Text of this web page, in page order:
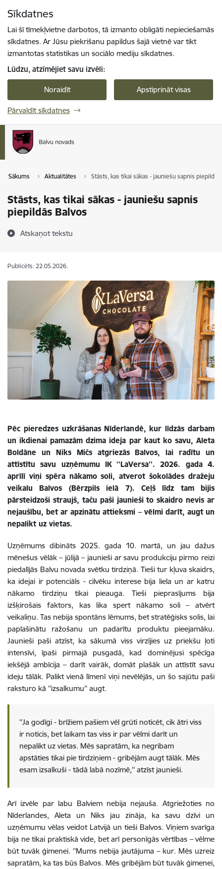
Sīkdatnes
Lai šī tīmekļvietne darbotos, tā izmanto obligāti nepieciešamās
sīkdatnes. Ar Jūsu piekrišanu papildus šajā vietnē var tikt
izmantotas statistikas un sociālo mediju sīkdatnes.
Lūdzu, atzīmējiet savu izvēli:
Noraidīt Apstiprināt visas
Pārvaldīt sīkdatnes
Sākums Aktualitātes Stāsts, kas tikai sākas - jauniešu sapnis piepildās
Stāsts, kas tikai sākas - jauniešu sapnis
piepildās Balvos
Atskaņot tekstu
Publicēts: 22.05.2026.
Pēc pieredzes uzkrāšanas Nīderlandē, kur līdzās darbam
un ikdienai pamazām dzima ideja par kaut ko savu, Aleta
Boldāne un Niks Mičs atgriezās Balvos, lai radītu un
attīstītu savu uzņēmumu IK ''LaVersa''. 2026. gada 4.
aprīlī viņi spēra nākamo soli, atverot šokolādes dražeju
veikalu Balvos (Bērzpils ielā 7). Ceļš līdz tam bijis
pārsteidzoši straujš, taču paši jaunieši to skaidro nevis ar
nejaušību, bet ar apzinātu attieksmi – vēlmi darīt, augt un
nepalikt uz vietas.
Uzņēmums dibināts 2025. gada 10. martā, un jau dažus
mēnešus vēlāk – jūlijā – jaunieši ar savu produkciju pirmo reizi
piedalījās Balvu novada svētku tirdziņā. Tieši tur kļuva skaidrs,
ka idejai ir potenciāls - cilvēku interese bija liela un ar katru
nākamo tirdziņu tikai pieauga. Tieši pieprasījums bija
izšķirošais faktors, kas lika spert nākamo soli – atvērt
veikaliņu. Tas nebija spontāns lēmums, bet stratēģisks solis, lai
paplašinātu ražošanu un padarītu produktu pieejamāku.
Jaunieši paši atzīst, ka sākumā viss virzījies uz priekšu ļoti
intensīvi, īpaši pirmajā pusgadā, kad dominējusi spēcīga
iekšējā ambīcija – darīt vairāk, domāt plašāk un attīstīt savu
ideju tālāk. Palikt vienā līmenī viņi nevēlējās, un šo sajūtu paši
raksturo kā ''izsalkumu'' augt.
''Ja godīgi - brīžiem pašiem vēl grūti noticēt, cik ātri viss
ir noticis, bet laikam tas viss ir par vēlmi darīt un
nepalikt uz vietas. Mēs sapratām, ka negribam
apstāties tikai pie tirdziņiem - gribējām augt tālāk. Mēs
esam izsalkuši - tādā labā nozīmē,'' atzīst jaunieši.
Arī izvēle par labu Balviem nebija nejauša. Atgriežoties no
Nīderlandes, Aleta un Niks jau zināja, ka savu dzīvi un
uzņēmumu vēlas veidot Latvijā un tieši Balvos. Viņiem svarīga
bija ne tikai praktiskā vide, bet arī personīgās vērtības – vēlme
būt tuvāk ģimenei. ''Mums nebija jautājuma – kur. Mēs uzreiz
sapratām, ka tas būs Balvos. Mēs gribējām būt tuvāk ģimenei,